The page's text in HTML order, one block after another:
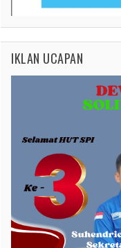
IKLAN UCAPAN